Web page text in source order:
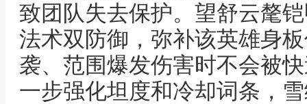
致团队失去保护。望舒云氂
法术双防御，弥补该英雄身
袭、范围爆发伤害时不会被
一步强化坦度和冷却词条，